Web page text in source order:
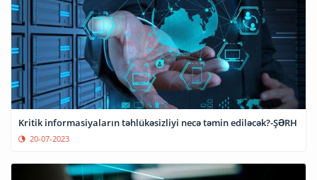
Kritik informasiyaların təhlükəsizliyi necə təmin ediləcək?-ŞƏRH
20-07-2023